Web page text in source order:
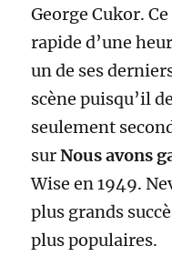
George Cukor.
rapide d’une
un de ses
scène puisqu’il
seulement
surNous avons
Wise en 1949.
plus grands
plus populaires.